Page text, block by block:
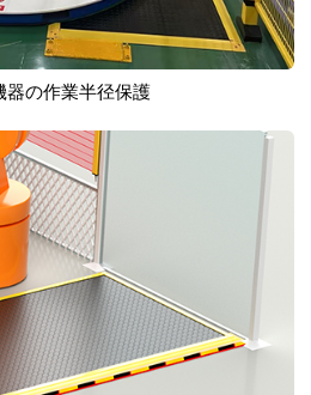
器の作業半径保護